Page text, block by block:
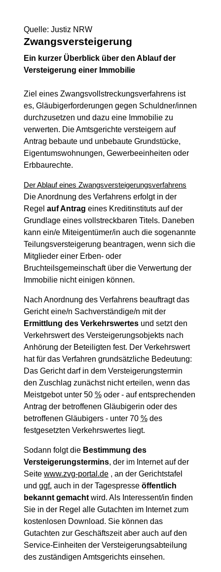
Quelle: Justiz NRW
Zwangsversteigerung
Ein kurzer Überblick über den Ablauf der
Versteigerung einer Immobilie
Ziel eines Zwangsvollstreckungsverfahrens ist
es, Gläubigerforderungen gegen Schuldner/innen
durchzusetzen und dazu eine Immobilie zu
verwerten. Die Amtsgerichte versteigern auf
Antrag bebaute und unbebaute Grundstücke,
Eigentumswohnungen, Gewerbeeinheiten oder
Erbbaurechte.
Der Ablauf eines Zwangsversteigerungsverfahrens
Die Anordnung des Verfahrens erfolgt in der
Regel auf Antrag eines Kreditinstituts auf der
Grundlage eines vollstreckbaren Titels. Daneben
kann ein/e Miteigentümer/in auch die sogenannte
Teilungsversteigerung beantragen, wenn sich die
Mitglieder einer Erben- oder
Bruchteilsgemeinschaft über die Verwertung der
Immobilie nicht einigen können.
Nach Anordnung des Verfahrens beauftragt das
Gericht eine/n Sachverständige/n mit der
Ermittlung des Verkehrswertes und setzt den
Verkehrswert des Versteigerungsobjekts nach
Anhörung der Beteiligten fest. Der Verkehrswert
hat für das Verfahren grundsätzliche Bedeutung:
Das Gericht darf in dem Versteigerungstermin
den Zuschlag zunächst nicht erteilen, wenn das
Meistgebot unter 50 % oder - auf entsprechenden
Antrag der betroffenen Gläubigerin oder des
betroffenen Gläubigers - unter 70 % des
festgesetzten Verkehrswertes liegt.
Sodann folgt die Bestimmung des
Versteigerungstermins, der im Internet auf der
Seite www.zvg-portal.de , an der Gerichtstafel
und ggf. auch in der Tagespresse öffentlich
bekannt gemacht wird. Als Interessent/in finden
Sie in der Regel alle Gutachten im Internet zum
kostenlosen Download. Sie können das
Gutachten zur Geschäftszeit aber auch auf den
Service-Einheiten der Versteigerungsabteilung
des zuständigen Amtsgerichts einsehen.